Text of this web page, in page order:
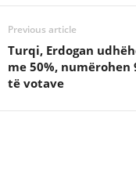
Previous article
Turqi, Erdogan
me 50%, numërohen
të votave